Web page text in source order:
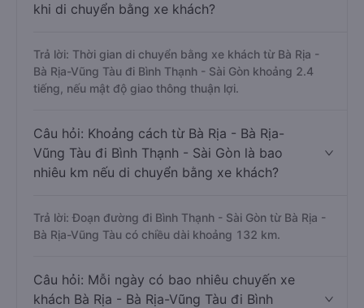
khi di chuyển bằng xe khách?
Trả lời: Thời gian di chuyển bằng xe khách từ Bà Rịa -
Bà Rịa-Vũng Tàu đi Bình Thạnh - Sài Gòn khoảng 2.4
tiếng, nếu mật độ giao thông thuận lợi.
Câu hỏi: Khoảng cách từ Bà Rịa - Bà Rịa-
Vũng Tàu đi Bình Thạnh - Sài Gòn là bao
nhiêu km nếu di chuyển bằng xe khách?
Trả lời: Đoạn đường đi Bình Thạnh - Sài Gòn từ Bà Rịa -
Bà Rịa-Vũng Tàu có chiều dài khoảng 132 km.
Câu hỏi: Mỗi ngày có bao nhiêu chuyến xe
khách Bà Rịa - Bà Rịa-Vũng Tàu đi Bình